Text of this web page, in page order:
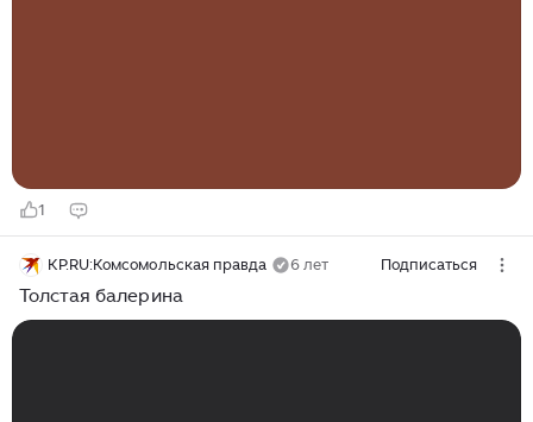
1
KP.RU:Комсомольская правда 6 лет Подписаться
Толстая балерина